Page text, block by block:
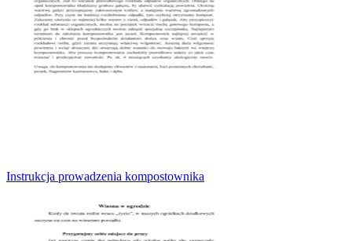
Instrukcja prowadzenia kompostownika